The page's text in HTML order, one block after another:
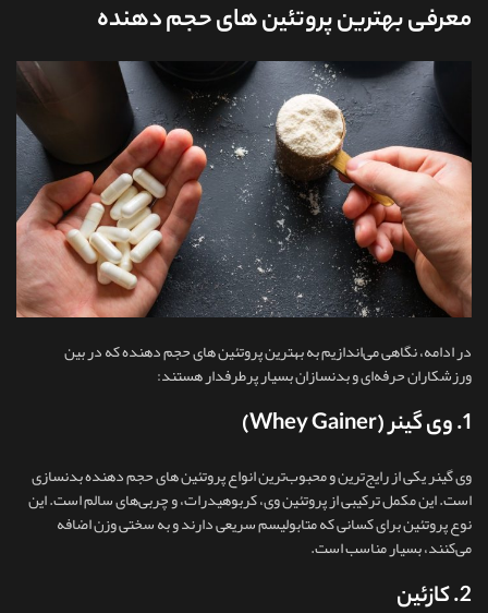
معرفی بهترین پروتئین های حجم دهنده
در ادامه، نگاهی می‌اندازیم به بهترین پروتئین های حجم دهنده که در بین
ورزشکاران حرفه‌ای و بدنسازان بسیار پرطرفدار هستند:
1. وی گینر (Whey Gainer)
وی گینر یکی از رایج‌ترین و محبوب‌ترین انواع پروتئین های حجم دهنده بدنسازی
است. این مکمل ترکیبی از پروتئین وی، کربوهیدرات، و چربی‌های سالم است. این
نوع پروتئین برای کسانی که متابولیسم سریعی دارند و به سختی وزن اضافه
می‌کنند، بسیار مناسب است.
2. کازئین